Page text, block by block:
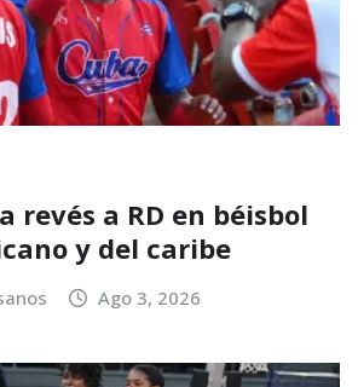
revés a RD en béisbol
y del caribe
Ago 3, 2026